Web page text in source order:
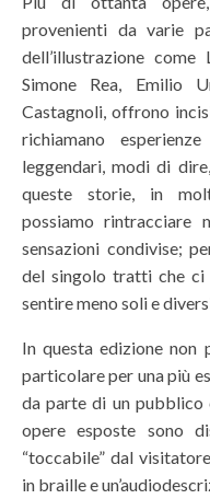
provenienti da varie
dell’illustrazione
Simone Rea, Emilio
Castagnoli, offrono
richiamano
leggendari, modi di
queste storie, in
possiamo rintracciare
sensazioni condivise;
del singolo tratti che ci
sentire meno soli e
In questa edizione non
particolare per una più
da parte di un pubblico
opere esposte sono
“toccabile” dal
in braille e